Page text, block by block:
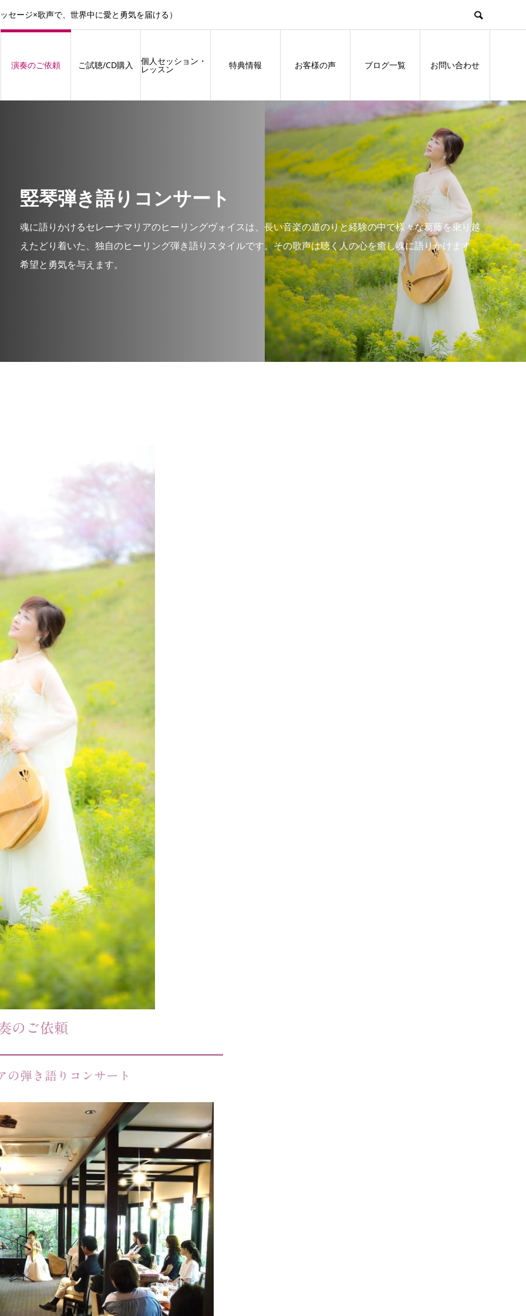
ージ×歌声で、世界中に愛と勇気を届ける）
演奏のご依頼 ご試聴/CD購入 個人セッション・
レッスン 特典情報 お客様の声 ブログ一覧 お問い合わせ
竪琴弾き語りコンサート
魂に語りかけるセレーナマリアのヒーリングヴォイスは、長い音楽の道のりと経験の中で様々な葛藤を乗り越
えたどり着いた、独自のヒーリング弾き語りスタイルです。その歌声は聴く人の心を癒し魂に語りかけます。
希望と勇気を与えます。
のご依頼
の弾き語りコンサート